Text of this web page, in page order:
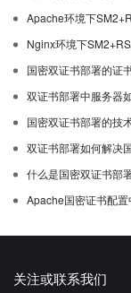
Apache环境下
Nginx环境下
国密双证书部署的证
双证书部署中服务器
国密双证书部署的技
双证书部署如何解决
什么是国密双证书部
Apache国密证书配
关注或联系我们